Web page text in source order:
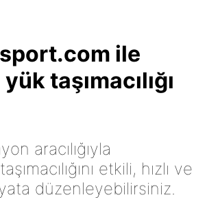
ile
taşımacılığı
aracılığıyla
etkili, hızlı ve
düzenleyebilirsiniz.